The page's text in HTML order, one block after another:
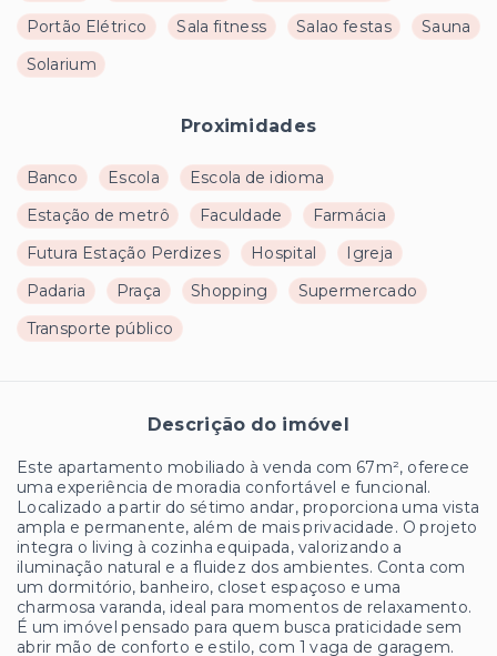
Portão Elétrico
Sala fitness Salao festas
Sauna
Solarium
Proximidades
Banco Escola
Escola de idioma
Estação de metrô
Faculdade
Farmácia
Futura Estação Perdizes
Hospital
Igreja
Padaria
Praça Shopping
Supermercado
Transporte público
Descrição do imóvel
Este apartamento mobiliado à venda com 67m², oferece
uma experiência de moradia confortável e funcional.
Localizado a partir do sétimo andar, proporciona uma vista
ampla e permanente, além de mais privacidade. O projeto
integra o living à cozinha equipada, valorizando a
iluminação natural e a fluidez dos ambientes. Conta com
um dormitório, banheiro, closet espaçoso e uma
charmosa varanda, ideal para momentos de relaxamento.
É um imóvel pensado para quem busca praticidade sem
abrir mão de conforto e estilo, com 1 vaga de garagem.